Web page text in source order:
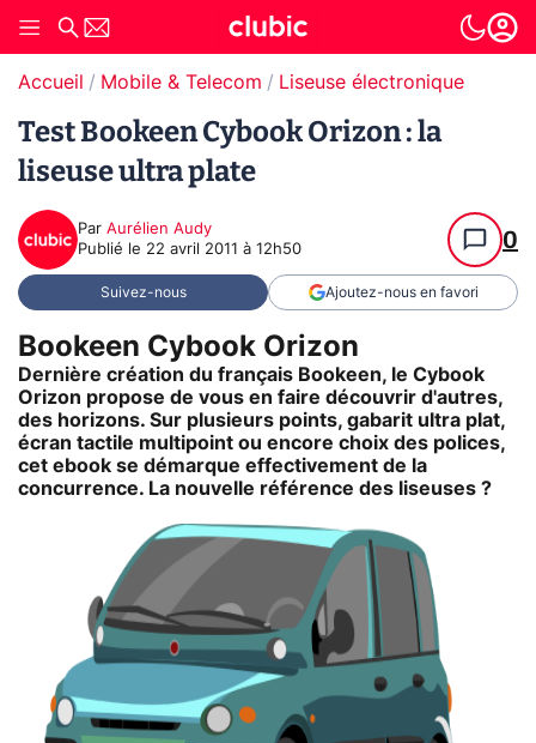
Accueil Mobile & Telecom Liseuse électronique
Test Bookeen Cybook Orizon : la
liseuse ultra plate
Par Aurélien Audy
Publié le 22 avril 2011 à 12h50 0
Suivez-nous Ajoutez-nous en favori
Bookeen Cybook Orizon
Dernière création du français Bookeen, le Cybook
Orizon propose de vous en faire découvrir d'autres,
des horizons. Sur plusieurs points, gabarit ultra plat,
écran tactile multipoint ou encore choix des polices,
cet ebook se démarque effectivement de la
concurrence. La nouvelle référence des liseuses ?